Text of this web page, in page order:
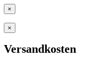
×
×
Versandkosten